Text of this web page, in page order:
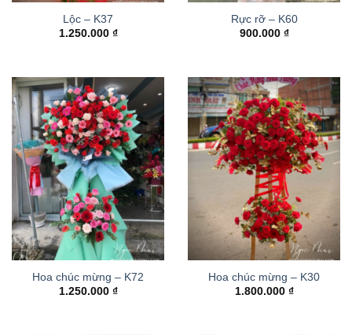
Lộc – K37
1.250.000 ₫
Rực rỡ – K60
900.000 ₫
Hoa chúc mừng – K72
1.250.000 ₫
Hoa chúc mừng – K30
1.800.000 ₫